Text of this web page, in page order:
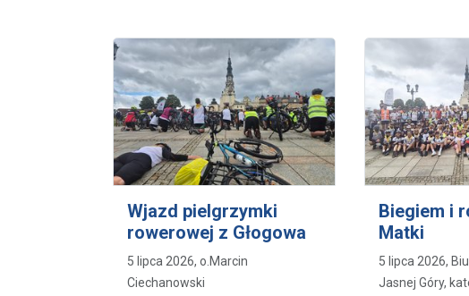
Wjazd pielgrzymki
rowerowej z Głogowa
5 lipca 2026, o.Marcin
Ciechanowski
Biegiem i
Matki
5 lipca 2026,
Jasnej Góry,